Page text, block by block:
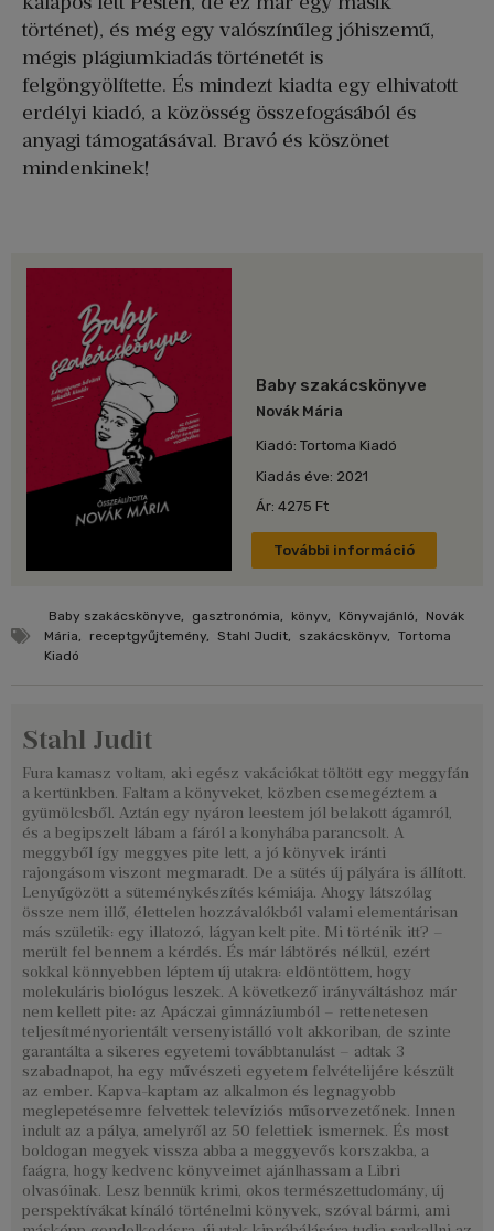
történet), és még egy valószínűleg jóhiszemű,
mégis plágiumkiadás történetét is
felgöngyölítette. És mindezt kiadta egy elhivatott
erdélyi kiadó, a közösség összefogásából és
anyagi támogatásával. Bravó és köszönet
mindenkinek!
Baby szakácskönyve
Novák Mária
Kiadó: Tortoma Kiadó
Kiadás éve: 2021
Ár: 4275 Ft
További információ
Baby szakácskönyve gasztronómia könyv Könyvajánló
Novák
Mária
receptgyűjtemény Stahl Judit szakácskönyv
Tortoma
Kiadó
Stahl Judit
Fura kamasz voltam, aki egész vakációkat töltött egy meggyfán
a kertünkben. Faltam a könyveket, közben csemegéztem a
gyümölcsből. Aztán egy nyáron leestem jól belakott ágamról,
és a begipszelt lábam a fáról a konyhába parancsolt. A
meggyből így meggyes pite lett, a jó könyvek iránti
rajongásom viszont megmaradt. De a sütés új pályára is állított.
Lenyűgözött a süteménykészítés kémiája. Ahogy látszólag
össze nem illő, élettelen hozzávalókból valami elementárisan
más születik: egy illatozó, lágyan kelt pite. Mi történik itt? –
merült fel bennem a kérdés. És már lábtörés nélkül, ezért
sokkal könnyebben léptem új utakra: eldöntöttem, hogy
molekuláris biológus leszek. A következő irányváltáshoz már
nem kellett pite: az Apáczai gimnáziumból – rettenetesen
teljesítményorientált versenyistálló volt akkoriban, de szinte
garantálta a sikeres egyetemi továbbtanulást – adtak 3
szabadnapot, ha egy művészeti egyetem felvételijére készült
az ember. Kapva-kaptam az alkalmon és legnagyobb
meglepetésemre felvettek televíziós műsorvezetőnek. Innen
indult az a pálya, amelyről az 50 felettiek ismernek. És most
boldogan megyek vissza abba a meggyevős korszakba, a
faágra, hogy kedvenc könyveimet ajánlhassam a Libri
olvasóinak. Lesz bennük krimi, okos természettudomány, új
perspektívákat kínáló történelmi könyvek, szóval bármi, ami